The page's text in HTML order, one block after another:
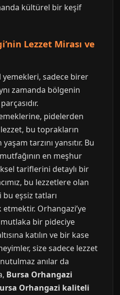
kültürel bir keşif
Lezzet Mirası ve
yemekleri, sadece birer
zamanda bölgenin
pidelerden
bu toprakların
tarzını yansıtır. Bu
en meşhur
tariflerini detaylı bir
bu lezzetlere olan
eşsiz tatları
Orhangazi’ye
bir pideciye
katılın ve bir kase
size sadece lezzet
anılar da
Bursa Orhangazi
Orhangazi kaliteli